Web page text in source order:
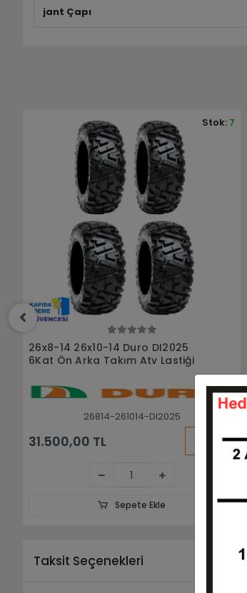
jant Çapı
26x10-14 Duro DI2025 6Kat Atv
Arka Lastiği
261014-DI2025
8.750,00 TL KARGO
BEDAVA
Stok: 4
Sepete Ekle
Taksit Seçenekleri